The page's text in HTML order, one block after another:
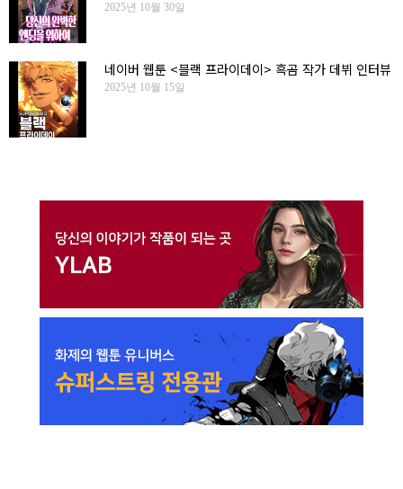
2025년 10월 30일
네이버 웹툰 <블랙 프라이데이> 흑곰 작가 데뷔 인터뷰
2025년 10월 15일